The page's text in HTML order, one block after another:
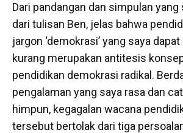
Dari pandangan dan simpulan yang
dari tulisan Ben, jelas bahwa
jargon ‘demokrasi’ yang saya
kurang merupakan antitesis
pendidikan demokrasi radikal.
pengalaman yang saya rasa dan
himpun, kegagalan wacana
tersebut bertolak dari tiga